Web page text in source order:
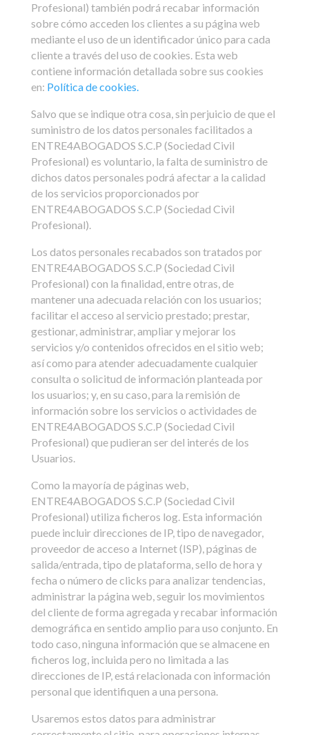
Profesional) también podrá recabar información
sobre cómo acceden los clientes a su página web
mediante el uso de un identificador único para cada
cliente a través del uso de cookies. Esta web
contiene información detallada sobre sus cookies
en: Política de cookies.
Salvo que se indique otra cosa, sin perjuicio de que el
suministro de los datos personales facilitados a
ENTRE4ABOGADOS S.C.P (Sociedad Civil
Profesional) es voluntario, la falta de suministro de
dichos datos personales podrá afectar a la calidad
de los servicios proporcionados por
ENTRE4ABOGADOS S.C.P (Sociedad Civil
Profesional).
Los datos personales recabados son tratados por
ENTRE4ABOGADOS S.C.P (Sociedad Civil
Profesional) con la finalidad, entre otras, de
mantener una adecuada relación con los usuarios;
facilitar el acceso al servicio prestado; prestar,
gestionar, administrar, ampliar y mejorar los
servicios y/o contenidos ofrecidos en el sitio web;
así como para atender adecuadamente cualquier
consulta o solicitud de información planteada por
los usuarios; y, en su caso, para la remisión de
información sobre los servicios o actividades de
ENTRE4ABOGADOS S.C.P (Sociedad Civil
Profesional) que pudieran ser del interés de los
Usuarios.
Como la mayoría de páginas web,
ENTRE4ABOGADOS S.C.P (Sociedad Civil
Profesional) utiliza ficheros log. Esta información
puede incluir direcciones de IP, tipo de navegador,
proveedor de acceso a Internet (ISP), páginas de
salida/entrada, tipo de plataforma, sello de hora y
fecha o número de clicks para analizar tendencias,
administrar la página web, seguir los movimientos
del cliente de forma agregada y recabar información
demográfica en sentido amplio para uso conjunto. En
todo caso, ninguna información que se almacene en
ficheros log, incluida pero no limitada a las
direcciones de IP, está relacionada con información
personal que identifiquen a una persona.
Usaremos estos datos para administrar